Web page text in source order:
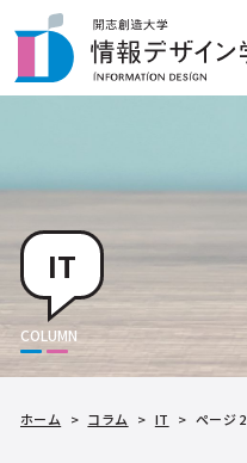
IT
COLUMN
ホーム > コラム > IT > ページ 2